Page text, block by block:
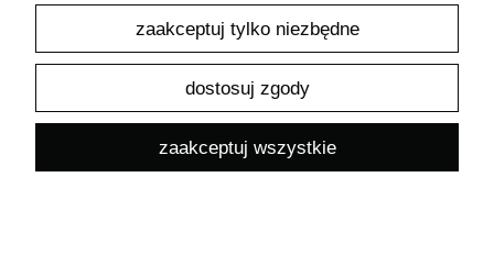
Dekor " Komunia Święta
artystyczna + gołąb linearny "
Dostępność: duża ilość
Wysyłka w:
zaakceptuj tylko niezbędne
dostosuj zgody
zaakceptuj wszystkie